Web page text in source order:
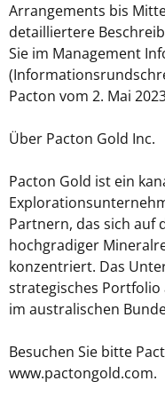
Arrangements bis
detailliertere
Sie im Management
Pacton vom 2. Mai
Über Pacton Gold Inc.
Pacton Gold ist ein
Partnern, das sich auf
hochgradiger
konzentriert. Das
strategisches
im australischen
Besuchen Sie bitte
www.pactongold.com.